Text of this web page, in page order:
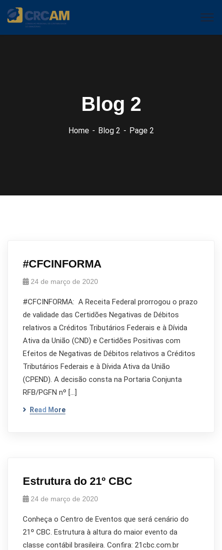
Blog 2
Home Blog 2 Page 2
#CFCINFORMA
24 de março de 2020
#CFCINFORMA: A Receita Federal prorrogou o prazo
de validade das Certidões Negativas de Débitos
relativos a Créditos Tributários Federais e à Dívida
Ativa da União (CND) e Certidões Positivas com
Efeitos de Negativas de Débitos relativos a Créditos
Tributários Federais e à Dívida Ativa da União
(CPEND). A decisão consta na Portaria Conjunta
RFB/PGFN nº […]
Read More
Estrutura do 21º CBC
24 de março de 2020
Conheça o Centro de Eventos que será cenário do
21º CBC. Estrutura à altura do maior evento da
classe contábil brasileira. Confira: 21cbc.com.br